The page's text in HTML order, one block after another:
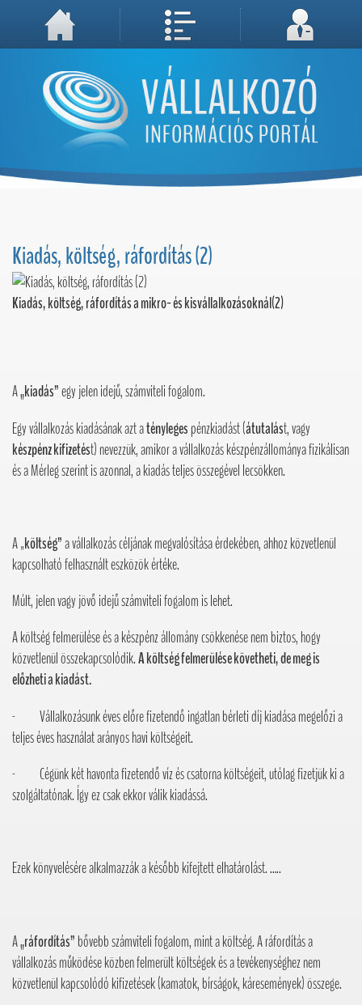
A weboldal használatával Ön elfogadja, hogy Cookie-kat (sütiket) tároljunk számítógépén. A sütik a weboldal megfelelő működéséhez
Megértettem, folytatás...
Kiadás, költség, ráfordítás (2)
Kiadás, költség, ráfordítás a mikro- és kisvállalkozásoknál(2)
A„kiadás”egy jelen idejű, számviteli fogalom.
Egy vállalkozás kiadásának azt aténylegespénzkiadást (átutalást, vagy
készpénz kifizetést) nevezzük, amikor a vállalkozás készpénzállománya fizikálisan
és a Mérleg szerint is azonnal, a kiadás teljes összegével lecsökken.
A „költség”a vállalkozás céljának megvalósítása érdekében, ahhoz közvetlenül
kapcsolható felhasznált eszközök értéke.
Múlt, jelen vagy jövő idejű számviteli fogalom is lehet.
A költség felmerülése és a készpénz állomány csökkenése nem biztos, hogy
közvetlenül összekapcsolódik.A költség felmerülése követheti, de meg is
előzheti a kiadást.
- Vállalkozásunk éves előre fizetendő ingatlan bérleti díj kiadása megelőzi a
teljes éves használat arányos havi költségeit.
- Cégünk két havonta fizetendő víz és csatorna költségeit, utólag fizetjük ki a
szolgáltatónak. Így ez csak ekkor válik kiadássá.
Ezek könyvelésére alkalmazzák a később kifejtett elhatárolást. …..
A„ráfordítás”bővebb számviteli fogalom, mint a költség. A ráfordítás a
vállalkozás működése közben felmerült költségek és a tevékenységhez nem
közvetlenül kapcsolódó kifizetések (kamatok, bírságok, káresemények) összege.